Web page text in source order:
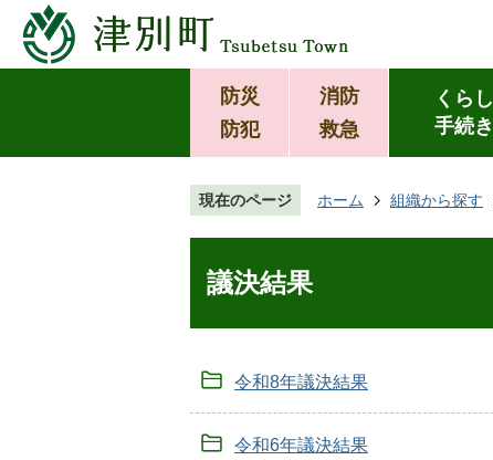
防災
防犯
消防
救急
くらし
手続き
現在のページ ホーム 組織から探す
議決結果
令和8年議決結果
令和6年議決結果